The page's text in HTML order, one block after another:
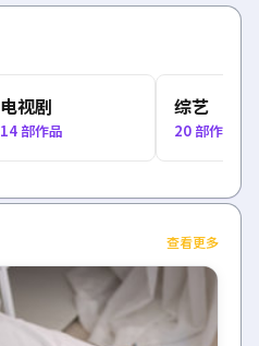
电视剧
14 部作品
综艺
20 部作品
查看更多